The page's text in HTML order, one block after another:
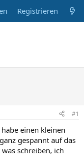
Registrieren
#1
einen kleinen
gespannt auf das
schreiben, ich